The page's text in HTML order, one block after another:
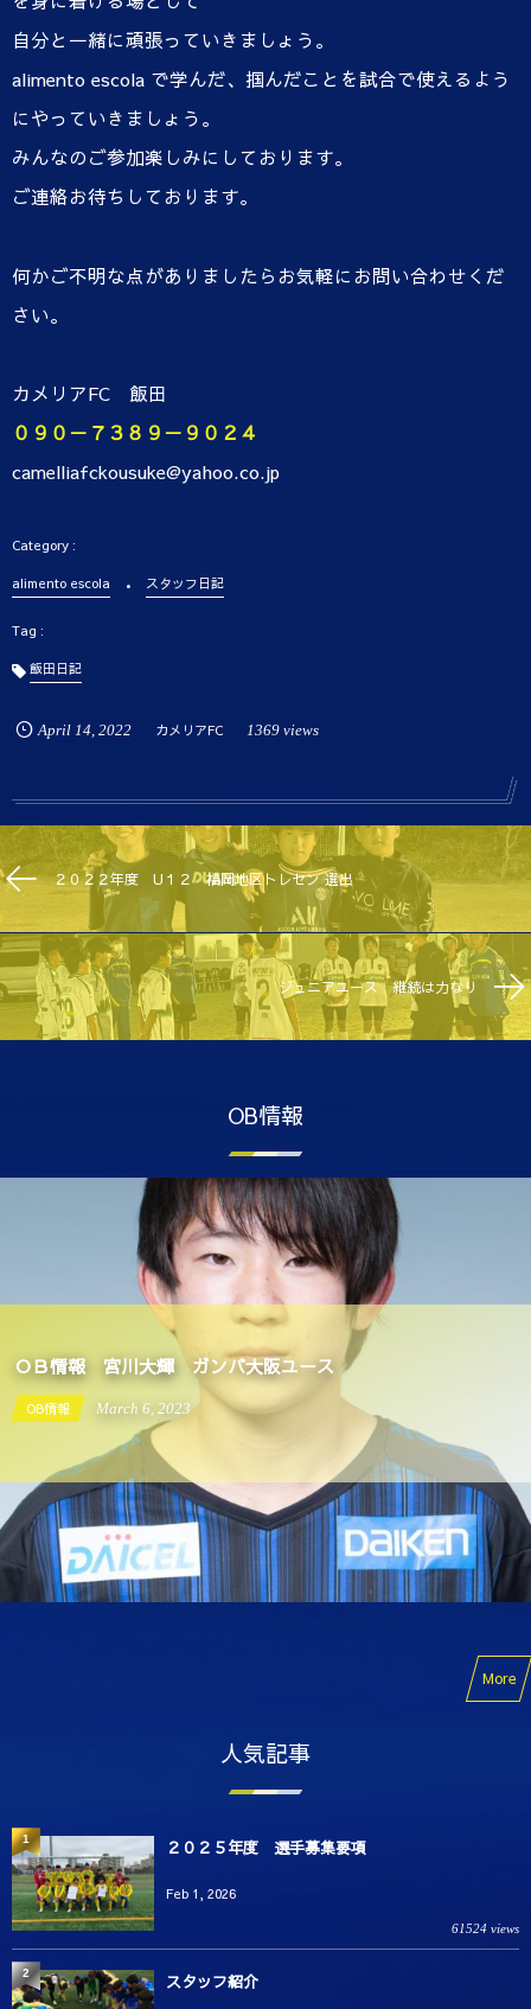
自分と一緒に頑張っていきましょう。
alimento escola で学んだ、掴んだことを試合で使えるよう
にやっていきましょう。
みんなのご参加楽しみにしております。
ご連絡お待ちしております。
何かご不明な点がありましたらお気軽にお問い合わせくだ
さい。
カメリアFC 飯田
０９０－７３８９－９０２４
camelliafckousuke@yahoo.co.jp
alimento escola スタッフ日記
飯田日記
April 14, 2022 カメリアFC 1369 views
２０２２年度 U１２ 福岡地区トレセン 選出
ジュニアユース 継続は力なり
OB情報
ＯＢ情報 宮川大輝 ガンバ大阪ユース
OB情報 March 6, 2023
More
人気記事
２０２５年度 選手募集要項
Feb 1, 2026
61524 views
1
スタッフ紹介
2